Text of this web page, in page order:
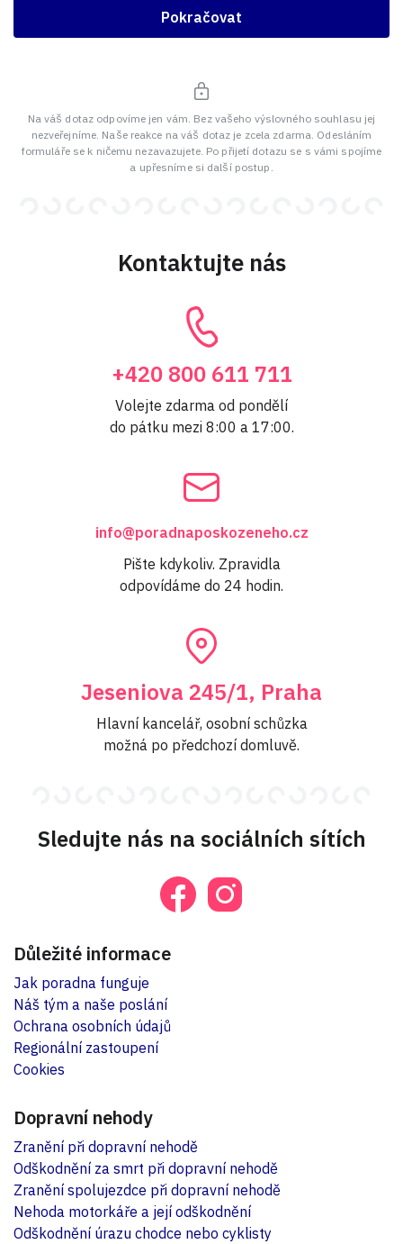
Pokračovat
Na váš dotaz odpovíme jen vám. Bez vašeho výslovného souhlasu jej
nezveřejníme. Naše reakce na váš dotaz je zcela zdarma. Odesláním
formuláře se k ničemu nezavazujete. Po přijetí dotazu se s vámi spojíme
a upřesníme si další postup.
Kontaktujte nás
+420 800 611 711
Volejte zdarma od pondělí
do pátku mezi 8:00 a 17:00.
info@poradnaposkozeneho.cz
Pište kdykoliv. Zpravidla
odpovídáme do 24 hodin.
Jeseniova 245/1, Praha
Hlavní kancelář, osobní schůzka
možná po předchozí domluvě.
Sledujte nás na sociálních sítích
Důležité informace
Jak poradna funguje
Náš tým a naše poslání
Ochrana osobních údajů
Regionální zastoupení
Cookies
Dopravní nehody
Zranění při dopravní nehodě
Odškodnění za smrt při dopravní nehodě
Zranění spolujezdce při dopravní nehodě
Nehoda motorkáře a její odškodnění
Odškodnění úrazu chodce nebo cyklisty